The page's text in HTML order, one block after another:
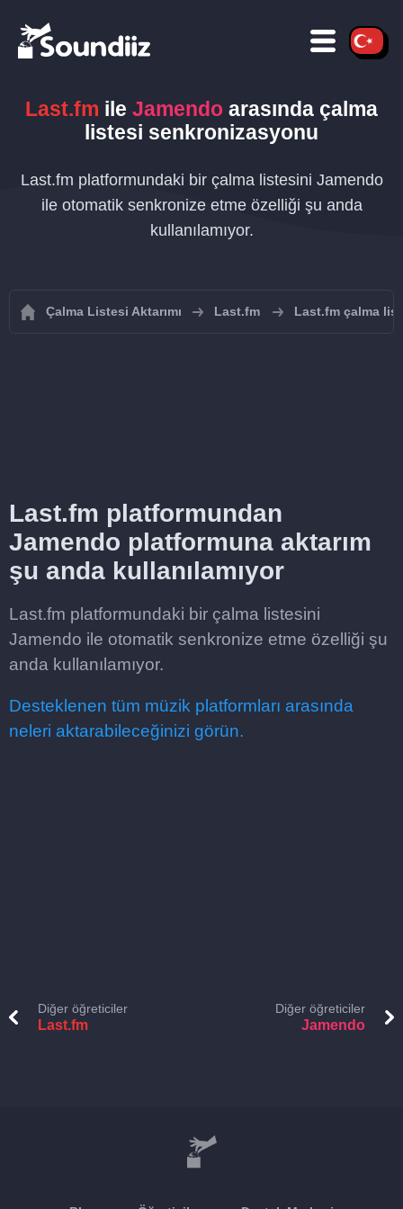
Last.fm ile Jamendo arasında çalma
listesi senkronizasyonu
Last.fm platformundaki bir çalma listesini Jamendo
ile otomatik senkronize etme özelliği şu anda
kullanılamıyor.
Çalma Listesi Aktarımı Last.fm Last.fm çalma
Last.fm platformundan
Jamendo platformuna aktarım
şu anda kullanılamıyor
Last.fm platformundaki bir çalma listesini
Jamendo ile otomatik senkronize etme özelliği şu
anda kullanılamıyor.
Desteklenen tüm müzik platformları arasında
neleri aktarabileceğinizi görün.
Diğer öğreticiler
Last.fm
Diğer öğreticiler
Jamendo